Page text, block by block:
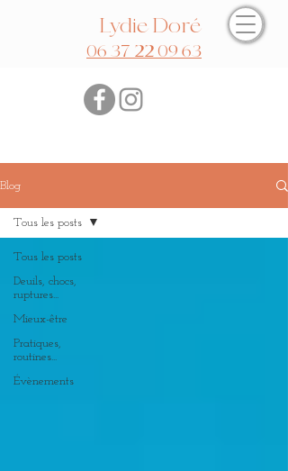
06 37 22 09 63
Lydie Doré
Blog
Tous les posts
Deuils, chocs,
ruptures...
Mieux-être
Pratiques,
routines...
Évènements
Tous les posts